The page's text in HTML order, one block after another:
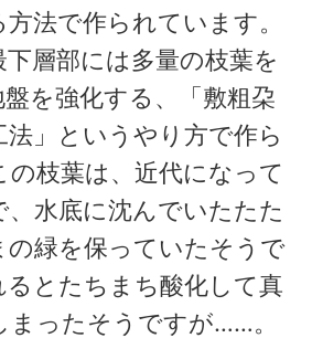
法で作られています。
層部には多量の枝葉を
を強化する、「敷粗朶
法」というやり方で作ら
枝葉は、近代になって
水底に沈んでいたたた
の緑を保っていたそうで
とたちまち酸化して真
まったそうですが……。